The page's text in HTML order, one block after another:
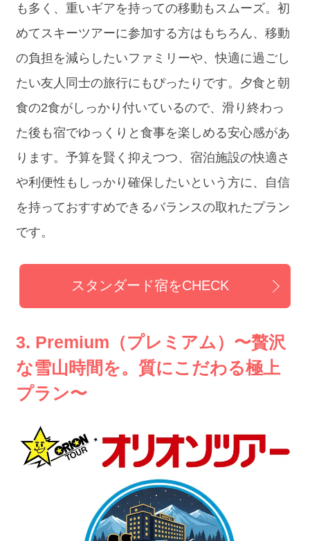
も多く、重いギアを持っての移動もスムーズ。初
めてスキーツアーに参加する方はもちろん、移動
の負担を減らしたいファミリーや、快適に過ごし
たい友人同士の旅行にもぴったりです。夕食と朝
食の2食がしっかり付いているので、滑り終わっ
た後も宿でゆっくりと食事を楽しめる安心感があ
ります。予算を賢く抑えつつ、宿泊施設の快適さ
や利便性もしっかり確保したいという方に、自信
を持っておすすめできるバランスの取れたプラン
です。
スタンダード宿をCHECK
3. Premium（プレミアム）〜贅沢
な雪山時間を。質にこだわる極上
プラン〜